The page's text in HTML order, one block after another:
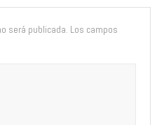
será publicada. Los campos